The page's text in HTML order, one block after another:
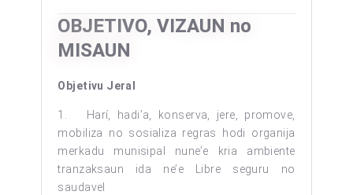
OBJETIVO, VIZAUN no
MISAUN
Objetivu Jeral
1. Harí, hadi’a, konserva, jere, promove,
mobiliza no sosializa regras hodi organija
merkadu munisipal nune’e kria ambiente
tranzaksaun ida ne’e Libre seguru no
saudavel